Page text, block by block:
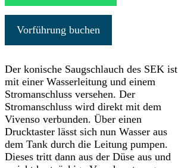
Vorführung buchen
Der konische Saugschlauch des SEK ist
mit einer Wasserleitung und einem
Stromanschluss versehen. Der
Stromanschluss wird direkt mit dem
Vivenso verbunden. Über einen
Drucktaster lässt sich nun Wasser aus
dem Tank durch die Leitung pumpen.
Dieses tritt dann aus der Düse aus und